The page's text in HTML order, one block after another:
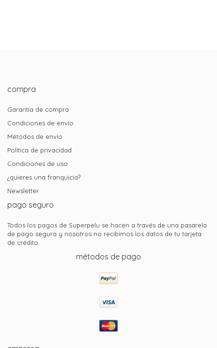
compra
Garantía de compra
Condiciones de envío
Métodos de envío
Política de privacidad
Condiciones de uso
¿quieres una franquicia?
Newsletter
pago seguro
Todos los pagos de Superpelu se hacen a través de una pasarela
de pago segura y nosotros no recibimos los datos de tu tarjeta
de crédito.
métodos de pago